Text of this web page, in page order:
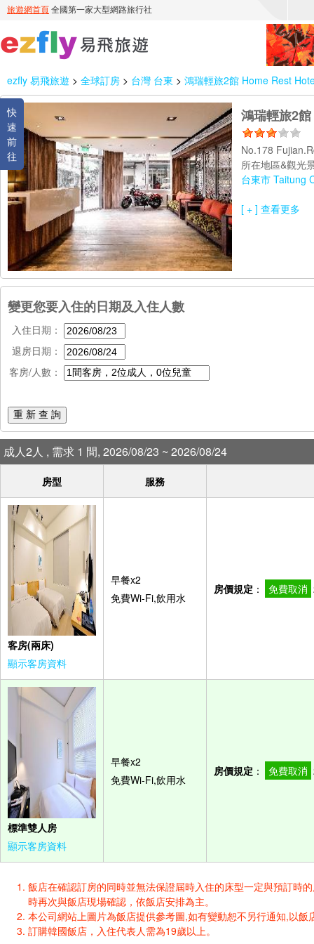
ezfly 易飛旅遊 > 全球訂房 > 台灣 台東 > 鴻瑞輕旅2館 Home Rest
快
速
前
往
鴻瑞輕旅2
No.178
所在地區&觀光
台東市 Taitung
[ + ] 查看更多
變更您要入住的日期及入住人數
入住日期：
退房日期：
客房/人數：
重 新 查 詢
成人2人 , 需求 1 間, 2026/08/23 ~ 2026/08/24
房型 服務
客房(兩床)
顯示客房資料
早餐x2
免費Wi-Fi,飲用水
房價規定 ： 免費取消
標準雙人房
顯示客房資料
早餐x2
免費Wi-Fi,飲用水
房價規定 ： 免費取消
飯店在確認訂房的同時並無法保證屆時入住的床型一定與預訂時
時再次與飯店現場確認，依飯店安排為主。
本公司網站上圖片為飯店提供參考圖,如有變動恕不另行通知,以飯
訂購韓國飯店，入住代表人需為19歲以上。